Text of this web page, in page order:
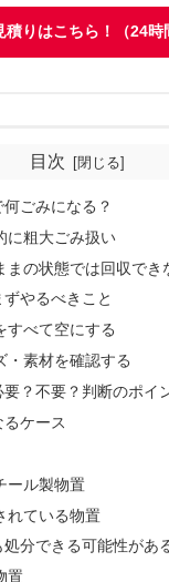
積りはこちら！（24時
目次
ごみになる？
に粗大ごみ扱い
まの状態では回収でき
やるべきこと
すべて空にする
・素材を確認する
？不要？判断のポイ
ケース
ール製物置
れている物置
分できる可能性があ
置